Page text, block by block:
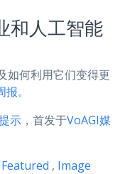
和人工智能
如何利用它们变得更
。
示 ，首发于VoAGI媒
Featured , Image